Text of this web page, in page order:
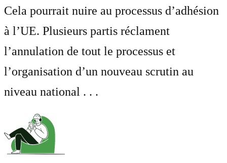
Cela pourrait nuire au processus d’adhésion
à l’UE. Plusieurs partis réclament
l’annulation de tout le processus et
l’organisation d’un nouveau scrutin au
niveau national . . .